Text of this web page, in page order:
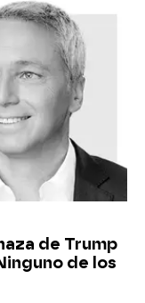
de Trump
de los